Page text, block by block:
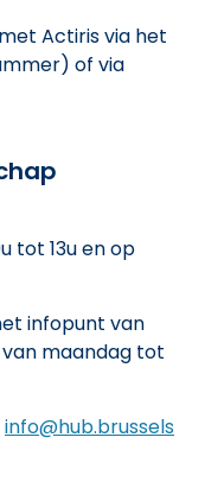
Actiris via het
of via
tot 13u en op
infopunt van
maandag tot
info@hub.brussels